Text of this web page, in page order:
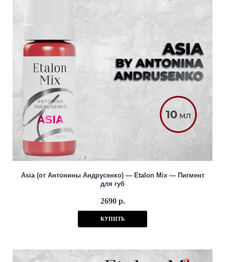
Asia (от Антонины Андрусенко) — Etalon Mix — Пигмент
для губ
2690 р.
КУПИТЬ